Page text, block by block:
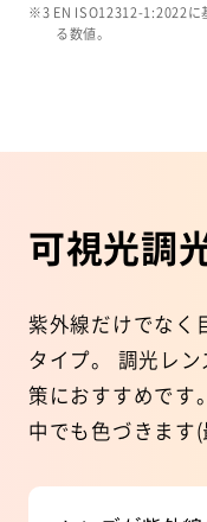
※3 EN ISO12312-1:2022に
る数値。
可視光調
紫外線だけでなく
タイプ。
調光レ
策におすすめです。
中でも色づきます(